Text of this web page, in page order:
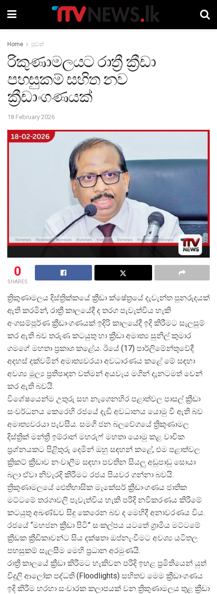
Home පුවත්
‍රිකුණාමලයට රාත්‍රී ක්‍රීඩා
පහසුකම් සහිත නව
ක්‍රීඩාංගණයක්
18 February 2026
0
SHARES
ත්රිකුණාමලය දිස්ත්රික්කයේ ක්රීඩා ක්ෂේත්රයේ දැවැන්ත පුනරුදයක්
ඇති කරමින්, රාත් රී කාලයේදී ද තරග පැවැත්විය හැකි
අංගසම්පූර්ණ ක්රීඩාංගණයක් ඉදිරි කාලයේදී ඉදි කිරීමට සැලසුම්
කර ඇති බව තරුණ කටයුතු හා ක්රීඩා අමාත් ය සුනිල් කුමාර
ගමගේ මහතා ප්රකාශ කළේය. ඊයේ (17) පාර්ලිමේන්තුවේදී
අදහස් දක්වමින් අමාත්යවරයා අවධාරණය කළේ මේ සඳහා
අවශ් ය මූල් ය ප්රතිපාදන වත්මන් අයවැය මගින් දැනටමත් වෙන්
කර ඇති බවයි.
විශේෂයෙන්ම උතුරු සහ නැගෙනහිර පළාත්වල පාසල් ක්රීඩා
සංවර්ධනය කෙරෙහි රජයේ දැඩි අවධානය යොමු වී ඇති බව
අමාත්යවරයා පැවසීය. සමගි ජන බලවේගයේ ත්රිකුණාමල
දිස්ත්රික් මන්ත් රී ඉම්රාන් මහරුෆ් මහතා යොමු කළ වාචික
ප්රශ්නයකට පිළිතුරු දෙමින් ඔහු සඳහන් කළේ, එම පළාත්වල
ක්රිකට් ක්රීඩාව නංවාලීම සඳහා පවතින සියලු අඩුපාඩු සොයා
බලා ඒවා නිවැරදි කිරීමට රජය පියවර ගන්නා බවයි.
ත්රිකුණාමලයේ ඓතිහාසික මැකේසර් ක්රීඩාංගණය ජාතික
මට්ටමේ තරගාවලි පැවැත්විය හැකි පරිදි නවීකරණය කිරීමේ
කටයුතු අඛණ්ඩව සිදු කෙරෙන බව ද මෙහිදී අනාවරණය විය.
රජයේ “මහජන ක්රීඩා පිටි” සංකල්පය යටතේ ග්රාමීය මට්ටමේ
ක්රීඩක ක්රීඩිකාවන්ට සිය දක්ෂතා ඔප්නැංවීමට අවශ් ය යටිතල
පහසුකම් සැලසීම මෙහි ප්රධාන අරමුණයි.
රාත් රී කාලයේ ක්රීඩා කිරීමට හැකිවන පරිදි ඉහළ ප්රමිතියෙන් යුත්
විදුලි ආලෝක පද්ධති (Floodlights) සහිතව මෙම ක්රීඩාංගණය
ඉදි කිරීම හරහා සංචාරක කලාපයක් වන ත්රිකුණාමලය තුළ ක්රීඩා